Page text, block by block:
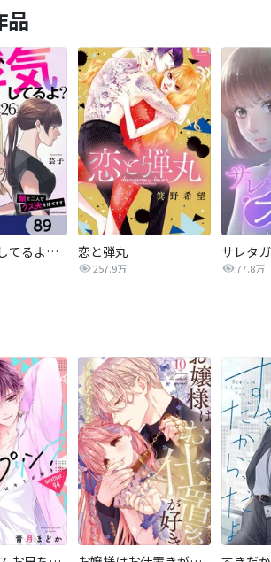
品
パパ、浮気してるよ？娘と二人でクズ夫を捨てます【分冊版】 恋と弾丸
257.9万 77.8万